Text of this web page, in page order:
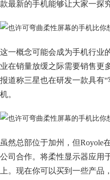
款最新的手机能够让大家一探
这一概念可能会成为手机行业
业在销量放缓之际需要销售更
报道称三星也在研发一款具有
机。
虽然总部位于加州，但Royole
公司合作。将柔性显示器应用
上。现在你可以买到一些产品